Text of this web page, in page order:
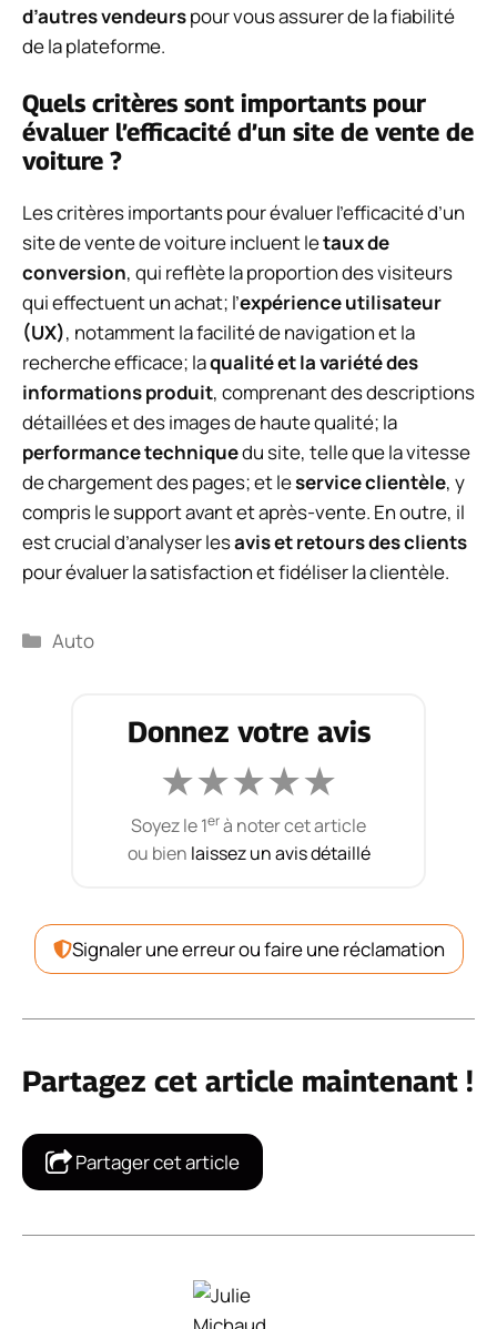
d’autres vendeurspour vous assurer de la fiabilité
de la plateforme.
Quels critères sont importants pour
évaluer l’efficacité d’un site de vente de
voiture ?
Les critères importants pour évaluer l’efficacité d’un
site de vente de voiture incluent letaux de
conversion, qui reflète la proportion des visiteurs
qui effectuent un achat; l’expérience utilisateur
(UX), notamment la facilité de navigation et la
recherche efficace; laqualité et la variété des
informations produit, comprenant des descriptions
détaillées et des images de haute qualité; la
performance techniquedu site, telle que la vitesse
de chargement des pages; et leservice clientèle, y
compris le support avant et après-vente. En outre, il
est crucial d’analyser lesavis et retours des clients
pour évaluer la satisfaction et fidéliser la clientèle.
Catégories
Auto
Donnez votre avis
★★★★★
Soyez le 1erà noter cet article
ou bien laissez un avis détaillé
Signaler une erreur ou faire une réclamation
Partagez cet article maintenant !
Partager cet article